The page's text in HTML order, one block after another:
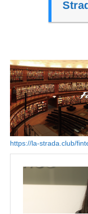
https://la-strada.club/